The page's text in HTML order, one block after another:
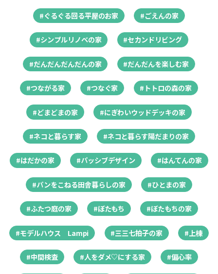
#ぐるぐる回る平屋のお家 #ごえんの家
#シンプルリノベの家 #セカンドリビング
#だんだんだんだんの家 #だんだんを楽しむ家
#つながる家 #つなぐ家 #トトロの森の家
#どまどまの家 #にぎわいウッドデッキの家
#ネコと暮らす家 #ネコと暮らす陽だまりの家
#はだかの家 #パッシブデザイン #はんてんの家
#パンをこねる田舎暮らしの家 #ひとまの家
#ふたつ庭の家 #ぼたもち #ぼたもちの家
#モデルハウス Lampi #三三七拍子の家 #上棟
#中間検査 #人をダメ♡にする家 #偏心率